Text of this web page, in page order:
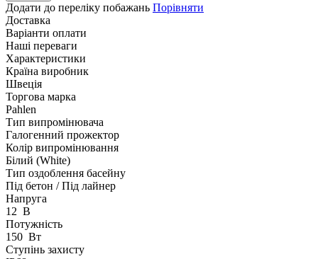
Додати до переліку побажань Порівняти
Доставка
Варіанти оплати
Наші переваги
Характеристики
Країна виробник
Швеція
Торгова марка
Pahlen
Тип випромінювача
Галогенний прожектор
Колір випромінювання
Білий (White)
Тип оздоблення басейну
Під бетон / Під лайнер
Напруга
12 В
Потужність
150 Вт
Ступінь захисту